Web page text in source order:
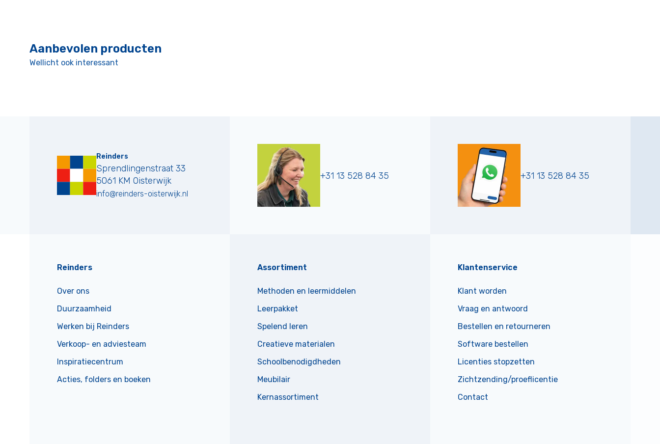
Aanbevolen producten
Wellicht ook interessant
Reinders
Sprendlingenstraat 33
5061 KM Oisterwijk
info@reinders-oisterwijk.nl
+31 13 528 84 35 +31 13 528 84 35
Reinders
Over ons
Duurzaamheid
Werken bij Reinders
Verkoop- en adviesteam
Inspiratiecentrum
Acties, folders en boeken
Assortiment
Methoden en leermiddelen
Leerpakket
Spelend leren
Creatieve materialen
Schoolbenodigdheden
Meubilair
Kernassortiment
Klantenservice
Klant worden
Vraag en antwoord
Bestellen en retourneren
Software bestellen
Licenties stopzetten
Zichtzending/proeflicentie
Contact